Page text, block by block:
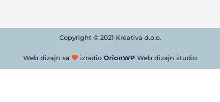
Copyright © 2021 Kreativa d.o.o.
Web dizajn sa izradio OrionWP Web dizajn studio